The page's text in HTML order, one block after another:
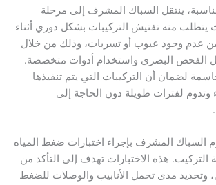
ينتقل السباك المشرف إلى مرحلة
يتطلب منه تفتيش التركيبات بشكل دوري أثناء
عدم وجود عيوب أو تسربات، وذلك من خلال
الفحص البصري واستخدام أدوات متخصصة.
لضمان أن التركيبات التي يتم تنفيذها
وتدوم لفترات طويلة دون الحاجة إلى
السباك المشرف بإجراء اختبارات ضغط المياه
التركيب. هذه الاختبارات تهدف إلى التأكد من
وتحديد مدى تحمل الأنابيب والوصلات للضغط